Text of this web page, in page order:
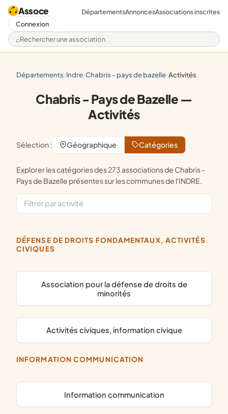
Assoce
Rechercher une association
DépartementsAnnoncesAssociations inscrites
Connexion
départements/ indre/ chabris - pays de bazelle/ activités
Chabris - Pays de Bazelle —
Activités
Sélection : Géographique Catégories
Explorer les catégories des 273 associations de Chabris -
Pays de Bazelle présentes sur les communes de l'INDRE.
DÉFENSE DE DROITS FONDAMENTAUX, ACTIVITÉS
CIVIQUES
association pour la défense de droits de
minorités
activités civiques, information civique
INFORMATION COMMUNICATION
information communication